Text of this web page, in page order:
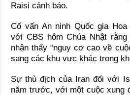
Raisi cảnh báo.
Cố vấn An ninh Quốc gia
với CBS hôm Chúa Nhật
nhận thấy “nguy cơ cao về
sang các khu vực khác trong
Sự thù địch của Iran đối với
năm trước, với một cuộc xung